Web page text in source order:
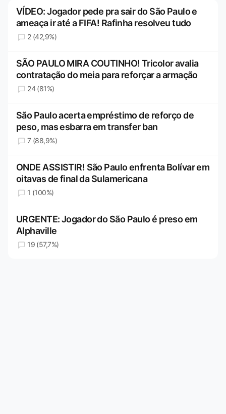
VÍDEO: Jogador pede pra sair do São Paulo e
ameaça ir até a FIFA! Rafinha resolveu tudo
2 (42,9%)
SÃO PAULO MIRA COUTINHO! Tricolor avalia
contratação do meia para reforçar a armação
24 (81%)
São Paulo acerta empréstimo de reforço de
peso, mas esbarra em transfer ban
7 (88,9%)
ONDE ASSISTIR! São Paulo enfrenta Bolívar em
oitavas de final da Sulamericana
1 (100%)
URGENTE: Jogador do São Paulo é preso em
Alphaville
19 (57,7%)